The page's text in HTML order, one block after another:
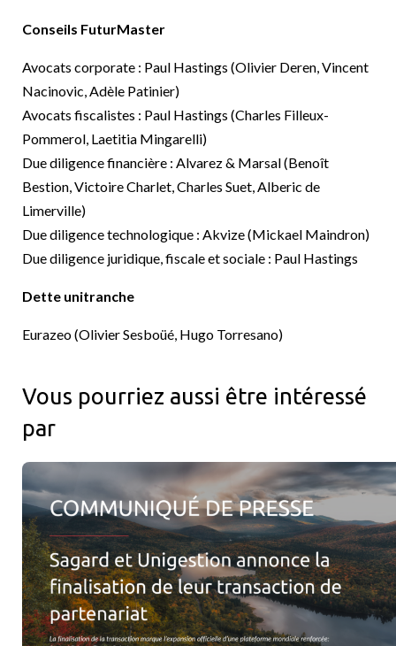
Conseils FuturMaster
Avocats corporate : Paul Hastings (Olivier Deren, Vincent
Nacinovic, Adèle Patinier)
Avocats fiscalistes : Paul Hastings (Charles Filleux-
Pommerol, Laetitia Mingarelli)
Due diligence financière : Alvarez & Marsal (Benoît
Bestion, Victoire Charlet, Charles Suet, Alberic de
Limerville)
Due diligence technologique : Akvize (Mickael Maindron)
Due diligence juridique, fiscale et sociale : Paul Hastings
Dette unitranche
Eurazeo (Olivier Sesboüé, Hugo Torresano)
Vous pourriez aussi être intéressé
par
Sagard et Unigestion annoncent la finalisation de leur